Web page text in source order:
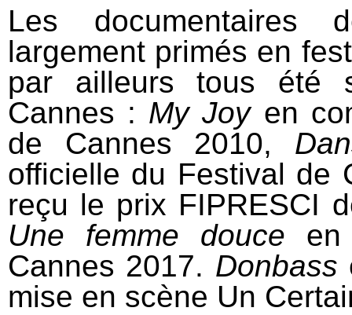
Les documentaires
largement primés en
par ailleurs tous été
Cannes : My Joyen
de Cannes 2010,
officielle du Festival de
reçu le prix FIPRESCI
Une femme douce en
Cannes 2017. Donbass
mise en scène Un